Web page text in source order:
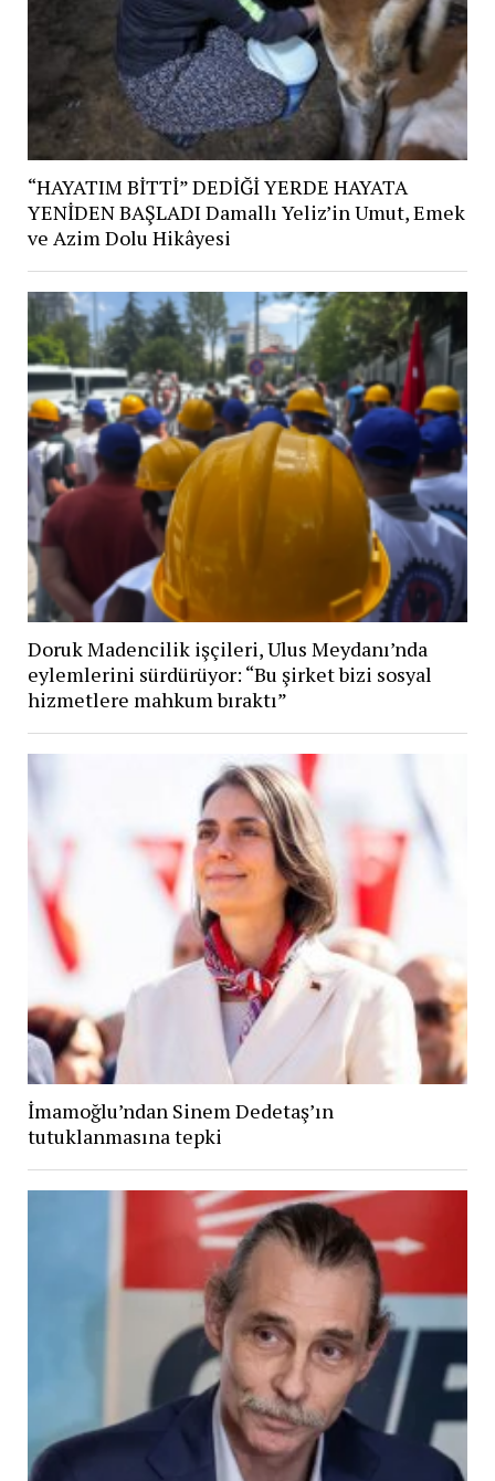
“HAYATIM BİTTİ” DEDİĞİ YERDE HAYATA
YENİDEN BAŞLADI Damallı Yeliz’in Umut, Emek
ve Azim Dolu Hikâyesi
Doruk Madencilik işçileri, Ulus Meydanı’nda
eylemlerini sürdürüyor: “Bu şirket bizi sosyal
hizmetlere mahkum bıraktı”
İmamoğlu’ndan Sinem Dedetaş’ın
tutuklanmasına tepki